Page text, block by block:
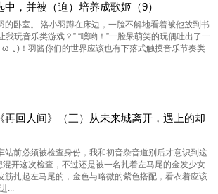
，并被（迫）培养成歌姬（9）
的卧室。 洛小羽蹲在床边，一脸不解地看着被他放到书
我玩音乐类游戏？” “噗哟！”一脸呆萌笑的玩偶吐出了一
ω･｡)！羽酱你们的世界应该也有下落式触摸音乐节奏类
再回人间》（三）从未来城离开，遇上的却
站前必须被检查身份，我和初音杂音道别后才意识到这
开这次检查，不过还是被一名扎着左马尾的金发少女
筋扎起左马尾的，金色与略微的紫色搭配，看衣着应该
...